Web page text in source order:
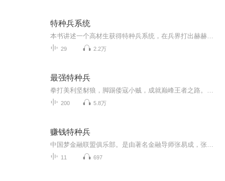
特种兵系统
29 2.2万
最强特种兵
200 5.8万
赚钱特种兵
11 697